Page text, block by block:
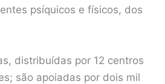
psíquicos e físicos, dos
distribuídas por 12 centros
são apoiadas por dois mil